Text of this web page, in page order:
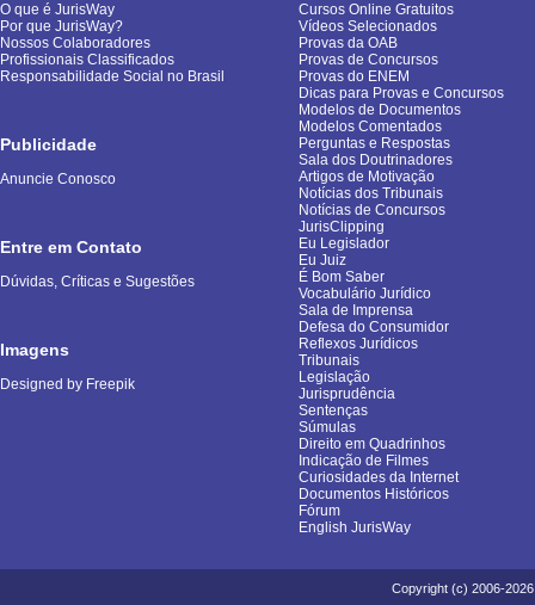
O que é JurisWay
Por que JurisWay?
Nossos Colaboradores
Profissionais Classificados
Responsabilidade Social no Brasil
Publicidade
Anuncie Conosco
Entre em Contato
Dúvidas, Críticas e Sugestões
Imagens
Designed by Freepik
Cursos Online Gratuitos
Vídeos Selecionados
Provas da OAB
Provas de Concursos
Provas do ENEM
Dicas para Provas e Concursos
Modelos de Documentos
Modelos Comentados
Perguntas e Respostas
Sala dos Doutrinadores
Artigos de Motivação
Notícias dos Tribunais
Notícias de Concursos
JurisClipping
Eu Legislador
Eu Juiz
É Bom Saber
Vocabulário Jurídico
Sala de Imprensa
Defesa do Consumidor
Reflexos Jurídicos
Tribunais
Legislação
Jurisprudência
Sentenças
Súmulas
Direito em Quadrinhos
Indicação de Filmes
Curiosidades da Internet
Documentos Históricos
Fórum
English JurisWay
Copyright (c) 2006-